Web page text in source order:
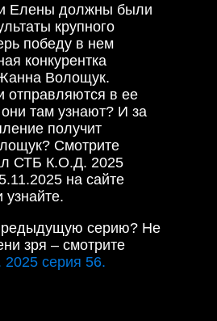
Елены должны были
крупного
победу в нем
конкурентка
Волощук.
отправляются в ее
там узнают? И за
получит
Смотрите
СТБ К.О.Д. 2025
на сайте
узнайте.
серию? Не
зря – смотрите
серия 56.